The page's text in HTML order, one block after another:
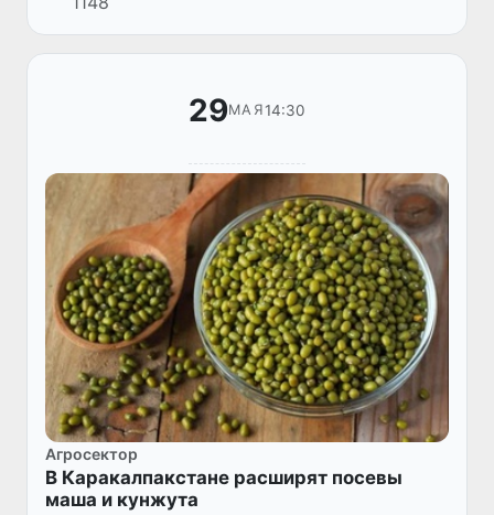
Приаралья. В рамках совместной программы
«Расширение знаний и нав...
29МАЯ14:30
Агросектор
В Каракалпакстане расширят посевы
маша и кунжута